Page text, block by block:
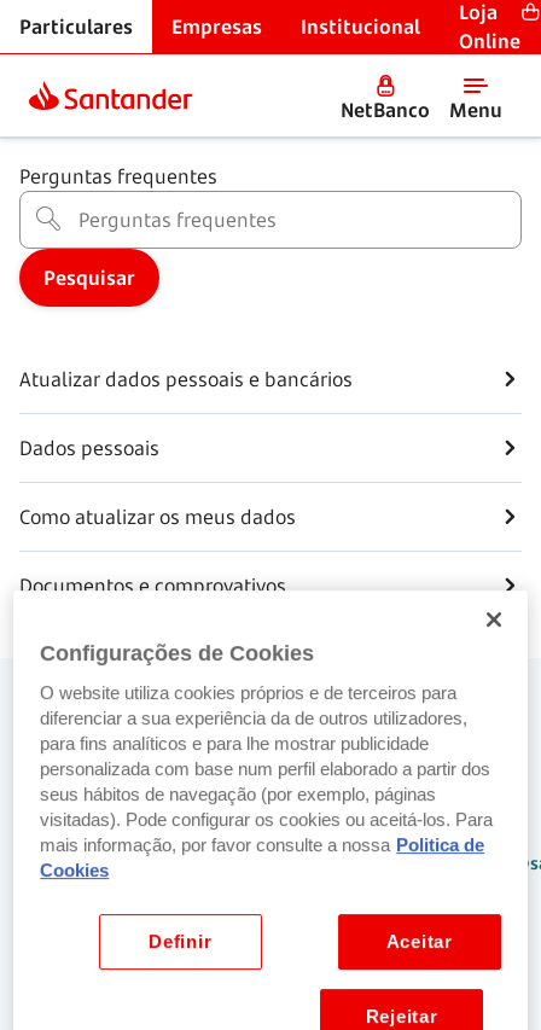
Particulares Empresas Institucional
Loja
Online
NetBanco Menu
Centro de Ajuda
Atualizar dados
Perguntas frequentes
Atualizar dados pessoais e bancários
Dados pessoais
Como atualizar os meus dados
Documentos e comprovativos
Precisa de ajuda? Fale connosco
No balcão
Encontre o
balcão
Santander mais
mais próximo
Por email
Envie-nos um
email para:
Configurações de Cookies
O website utiliza cookies próprios e de terceiros para
diferenciar a sua experiência da de outros utilizadores,
para fins analíticos e para lhe mostrar publicidade
personalizada com base num perfil elaborado a partir dos
seus hábitos de navegação (por exemplo, páginas
visitadas). Pode configurar os cookies ou aceitá-los. Para
mais informação, por favor consulte a nossa Politica de
Cookies
Aceitar
Definir
Rejeitar